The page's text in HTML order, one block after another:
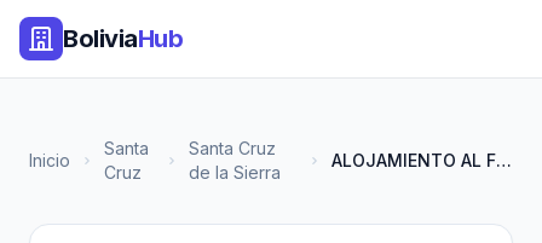
BoliviaHub
Inicio
Santa
Cruz
Santa Cruz
de la Sierra
ALOJAMIENTO AL FONDO HAY SITIO